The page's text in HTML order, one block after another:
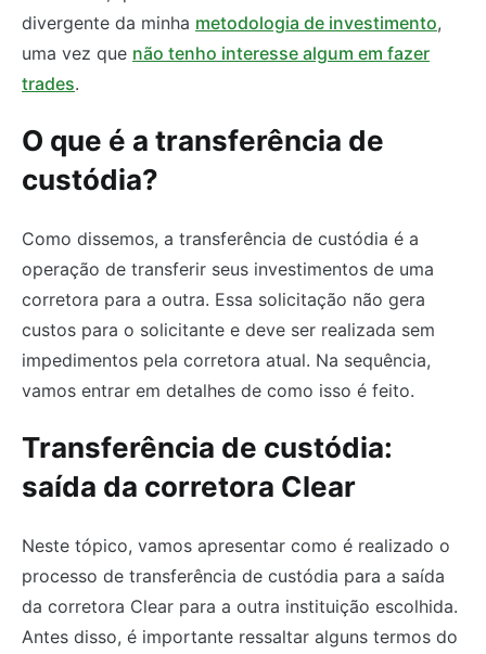
divergente da minha metodologia de investimento,
uma vez que não tenho interesse algum em fazer
trades.
O que é a transferência de
custódia?
Como dissemos, a transferência de custódia é a
operação de transferir seus investimentos de uma
corretora para a outra. Essa solicitação não gera
custos para o solicitante e deve ser realizada sem
impedimentos pela corretora atual. Na sequência,
vamos entrar em detalhes de como isso é feito.
Transferência de custódia:
saída da corretora Clear
Neste tópico, vamos apresentar como é realizado o
processo de transferência de custódia para a saída
da corretora Clear para a outra instituição escolhida.
Antes disso, é importante ressaltar alguns termos do